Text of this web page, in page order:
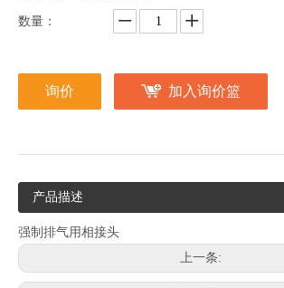
数量：
询价 加入询价篮
产品描述
强制排气用相接头
上一条: